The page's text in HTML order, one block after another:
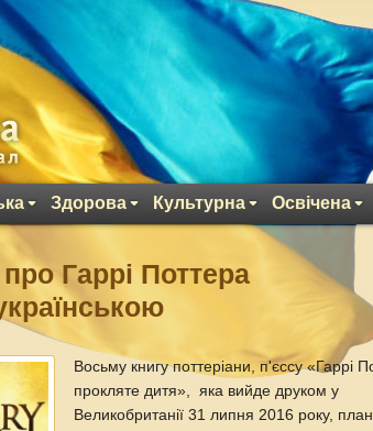
Здорова Культурна Освічена
Гаррі Поттера
Восьму книгу поттеріани, п'єссу «Гаррі
прокляте дитя», яка вийде друком у
Великобританії 31 липня 2016 року,